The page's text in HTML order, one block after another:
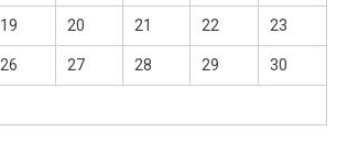
19 20 21 22 23
26 27 28 29 30